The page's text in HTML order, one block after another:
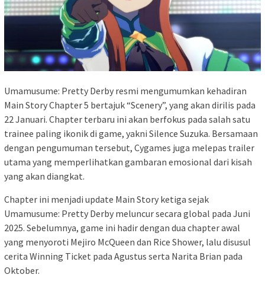
Umamusume: Pretty Derby resmi mengumumkan kehadiran
Main Story Chapter 5 bertajuk “Scenery”, yang akan dirilis pada
22 Januari. Chapter terbaru ini akan berfokus pada salah satu
trainee paling ikonik di game, yakni Silence Suzuka. Bersamaan
dengan pengumuman tersebut, Cygames juga melepas trailer
utama yang memperlihatkan gambaran emosional dari kisah
yang akan diangkat.
Chapter ini menjadi update Main Story ketiga sejak
Umamusume: Pretty Derby meluncur secara global pada Juni
2025. Sebelumnya, game ini hadir dengan dua chapter awal
yang menyoroti Mejiro McQueen dan Rice Shower, lalu disusul
cerita Winning Ticket pada Agustus serta Narita Brian pada
Oktober.